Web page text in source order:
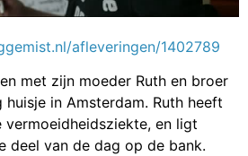
afleveringen/1402789
met zijn moeder Ruth en broer
huisje in Amsterdam. Ruth heeft
vermoeidheidsziekte, en ligt
deel van de dag op de bank.